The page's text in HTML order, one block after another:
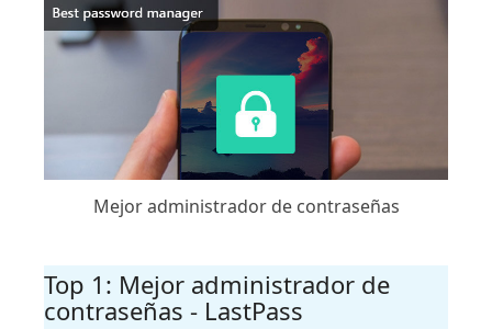
Mejor administrador de contraseñas
Top 1: Mejor administrador de
contraseñas - LastPass